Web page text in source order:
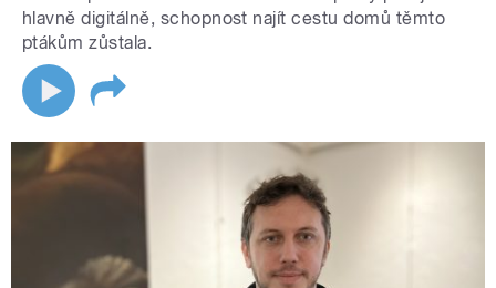
hlavně digitálně, schopnost najít cestu domů těmto
ptákům zůstala.